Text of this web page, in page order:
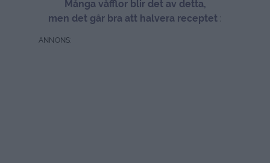
Många våfflor blir det av detta,
men det går bra att halvera receptet :